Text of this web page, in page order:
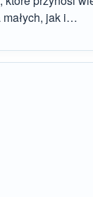
jak i…